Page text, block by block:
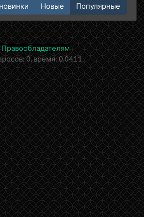
Новые Популярные
Правообладателям
0, время: 0.0411